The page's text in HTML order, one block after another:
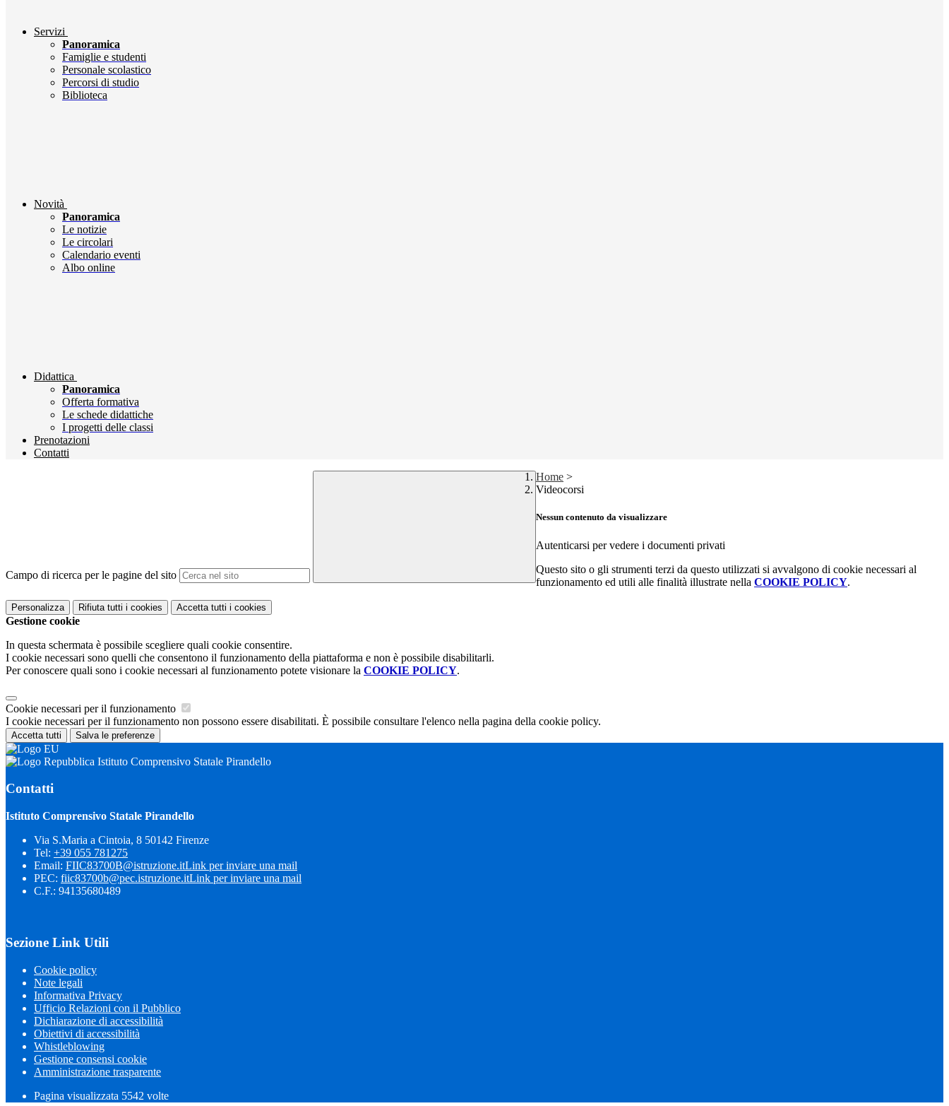
Servizi
Panoramica
Famiglie e studenti
Personale scolastico
Percorsi di studio
Biblioteca
Novità
Panoramica
Le notizie
Le circolari
Calendario eventi
Albo online
Didattica
Panoramica
Offerta formativa
Le schede didattiche
I progetti delle classi
Prenotazioni
Contatti
Campo di ricerca per le pagine del sito
Home >
Videocorsi
Nessun contenuto da visualizzare
Autenticarsi per vedere i documenti privati
Questo sito o gli strumenti terzi da questo utilizzati si avvalgono di cookie necessari al
funzionamento ed utili alle finalità illustrate nella COOKIE POLICY.
Personalizza Rifiuta tutti i cookies Accetta tutti i cookies
Gestione cookie
In questa schermata è possibile scegliere quali cookie consentire.
I cookie necessari sono quelli che consentono il funzionamento della piattaforma e non è possibile disabilitarli.
Per conoscere quali sono i cookie necessari al funzionamento potete visionare la COOKIE POLICY.
Cookie necessari per il funzionamento
I cookie necessari per il funzionamento non possono essere disabilitati. È possibile consultare l'elenco nella pagina della cookie policy.
Accetta tutti Salva le preferenze
Istituto Comprensivo Statale Pirandello
Contatti
Istituto Comprensivo Statale Pirandello
Via S.Maria a Cintoia, 8 50142 Firenze
Tel: +39 055 781275
Email: FIIC83700B@istruzione.itLink per inviare una mail
PEC: fiic83700b@pec.istruzione.itLink per inviare una mail
C.F.: 94135680489
Sezione Link Utili
Cookie policy
Note legali
Informativa Privacy
Ufficio Relazioni con il Pubblico
Dichiarazione di accessibilità
Obiettivi di accessibilità
Whistleblowing
Gestione consensi cookie
Amministrazione trasparente
Pagina visualizzata 5542 volte